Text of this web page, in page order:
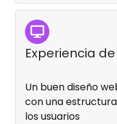
Experiencia
Un buen diseño
con una
los usuarios